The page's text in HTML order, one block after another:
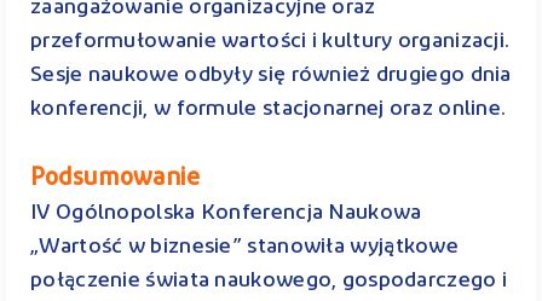
zaangażowanie organizacyjne oraz
przeformułowanie wartości i kultury organizacji.
Sesje naukowe odbyły się również drugiego dnia
konferencji, w formule stacjonarnej oraz online.
Podsumowanie
IV Ogólnopolska Konferencja Naukowa
„Wartość w biznesie” stanowiła wyjątkowe
połączenie świata naukowego, gospodarczego i